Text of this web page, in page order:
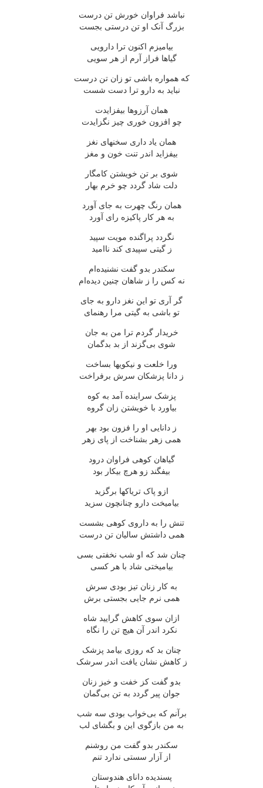
نباشد فراوان خورش تن درست
بزرگ آنک او تن درستی بجست
بیامیزم اکنون ترا دارویی
گیاها فراز آرم از هر سویی
که همواره باشی تو زان تن درست
نباید به دارو ترا دست شست
همان آرزوها بیفزایدت
چو افزون خوری چیز نگزایدت
همان یاد داری سخنهای نغز
بیفزاید اندر تنت خون و مغز
شوی بر تن خویشتن کامگار
دلت شاد گردد چو خرم بهار
همان رنگ چهرت به جای آورد
به هر کار پاکیزه رای آورد
نگردد پراگنده مویت سپید
ز گیتی سپیدی کند ناامید
سکندر بدو گفت نشنیده‌ام
نه کس را ز شاهان چنین دیده‌ام
گر آری تو این نغز دارو به جای
تو باشی به گیتی مرا رهنمای
خریدار گردم ترا من به جان
شوی بی‌گزند از بد بدگمان
ورا خلعت و نیکویها بساخت
ز دانا پزشکان سرش برفراخت
پزشک سراینده آمد به کوه
بیاورد با خویشتن زان گروه
ز دانایی او را فزون بود بهر
همی زهر بشناخت از پای زهر
گیاهان کوهی فراوان درود
بیفگند زو هرچ بیکار بود
ازو پاک تریاکها برگزید
بیامیخت دارو چنانچون سزید
تنش را به داروی کوهی بشست
همی داشتش سالیان تن درست
چنان شد که او شب نخفتی بسی
بیامیختی شاد با هر کسی
به کار زنان تیز بودی سرش
همی نرم جایی بجستی برش
ازان سوی کاهش گرایید شاه
نکرد اندر آن هیچ تن را نگاه
چنان بد که روزی بیامد پزشک
ز کاهش نشان یافت اندر سرشک
بدو گفت کز خفت و خیز زنان
جوان پیر گردد به تن بی‌گمان
برآنم که بی‌خواب بودی سه شب
به من بازگوی این و بگشای لب
سکندر بدو گفت من روشنم
از آزار سستی ندارد تنم
پسندیده دانای هندوستان